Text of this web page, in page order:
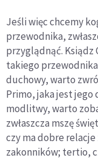
Jeśli więc chcemy
przewodnika,
przyglądnąć. Ksiądz
takiego
duchowy, warto
Primo, jaka jest jego
modlitwy, warto
zwłaszcza mszę
czy ma dobre
zakonników; tertio,